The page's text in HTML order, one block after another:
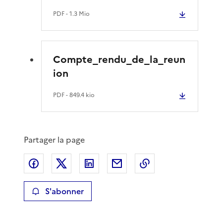
PDF- 1.3 Mio
Compte_rendu_de_la_reun
ion
PDF- 849.4 kio
Partager la page
Partager sur Facebook
Partager sur XPartager sur LinkedIn
Partager par email
S'abonner